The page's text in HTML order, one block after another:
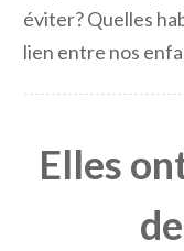
éviter? Quelles
lien entre nos
Elles